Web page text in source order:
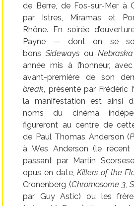
de Berre, de Fos-sur-Mer à
par Istres, Miramas et
Rhône. En soirée
Payne — dont on se
bonsSideways ou Nebraska
année mis à l’honneur,
avant-première de son
break , présenté par
la manifestation est ainsi
noms du cinéma
figureront au centre de
de Paul Thomas Anderson (
à Wes Anderson (le
passant par Martin
opus en date,Killers of the
Cronenberg (Chromosome 3 ,
par Guy Astic) ou les